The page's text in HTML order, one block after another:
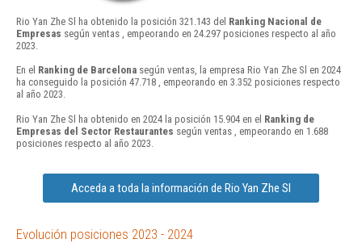
Rio Yan Zhe Sl ha obtenido la posición 321.143 del Ranking Nacional de
Empresas según ventas , empeorando en 24.297 posiciones respecto al año
2023.
En el Ranking de Barcelona según ventas, la empresa Rio Yan Zhe Sl en 2024
ha conseguido la posición 47.718 , empeorando en 3.352 posiciones respecto
al año 2023.
Rio Yan Zhe Sl ha obtenido en 2024 la posición 15.904 en el Ranking de
Empresas del Sector Restaurantes según ventas , empeorando en 1.688
posiciones respecto al año 2023.
Acceda a toda la información de Rio Yan Zhe Sl
Evolución posiciones 2023 - 2024